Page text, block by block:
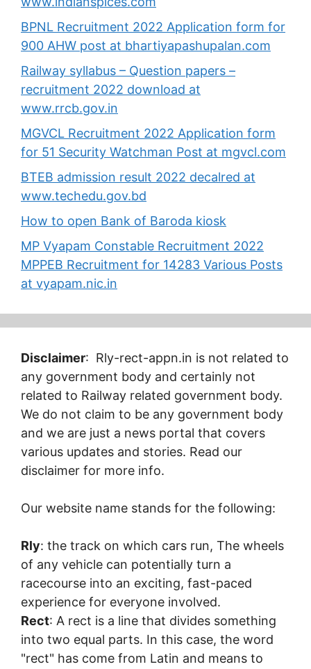
BPNL Recruitment 2022 Application form for
900 AHW post at bhartiyapashupalan.com
Railway syllabus – Question papers –
recruitment 2022 download at
www.rrcb.gov.in
MGVCL Recruitment 2022 Application form
for 51 Security Watchman Post at mgvcl.com
BTEB admission result 2022 decalred at
www.techedu.gov.bd
How to open Bank of Baroda kiosk
MP Vyapam Constable Recruitment 2022
MPPEB Recruitment for 14283 Various Posts
at vyapam.nic.in
Disclaimer: Rly-rect-appn.in is not related to
any government body and certainly not
related to Railway related government body.
We do not claim to be any government body
and we are just a news portal that covers
various updates and stories. Read our
disclaimer for more info.
Our website name stands for the following:
Rly: the track on which cars run, The wheels
of any vehicle can potentially turn a
racecourse into an exciting, fast-paced
experience for everyone involved.
Rect: A rect is a line that divides something
into two equal parts. In this case, the word
"rect" has come from Latin and means to